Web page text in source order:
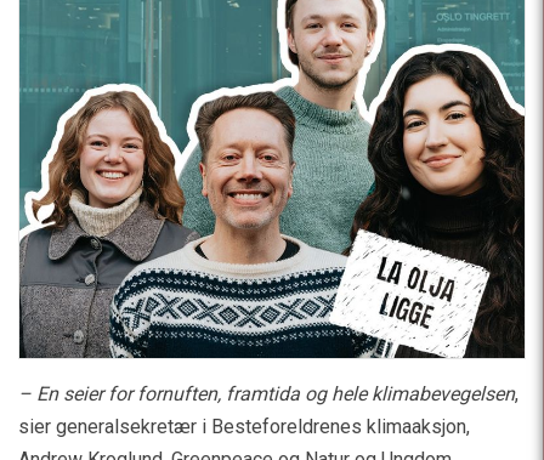
– En seier for fornuften, framtida og hele klimabevegelsen,
sier generalsekretær i Besteforeldrenes klimaaksjon,